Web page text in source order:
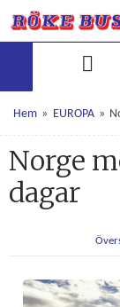
Image: Hurtigruten
Hem » EUROPA »
Norge
dagar